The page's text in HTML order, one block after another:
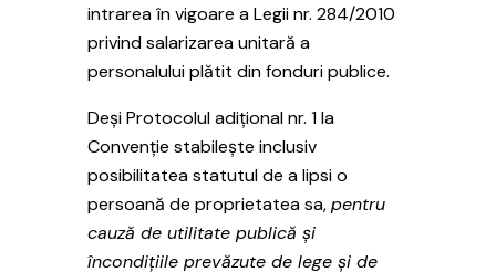
intrarea în vigoare a Legii nr. 284/2010
privind salarizarea unitară a
personalului plătit din fonduri publice.
Deși Protocolul adițional nr. 1 la
Convenție stabilește inclusiv
posibilitatea statutul de a lipsi o
persoană de proprietatea sa,pentru
cauză de utilitate publică și
încondițiile prevăzute de lege și de